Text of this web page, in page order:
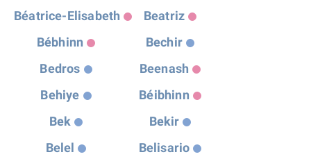
Béatrice-Elisabeth
Beatriz
Bébhinn
Bechir
Bedros
Beenash
Behiye
Béibhinn
Bek
Bekir
Belel
Belisario